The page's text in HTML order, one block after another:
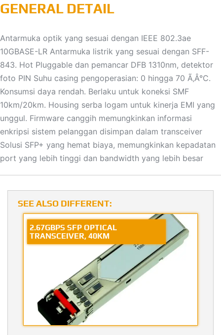
GENERAL DETAIL
Antarmuka optik yang sesuai dengan IEEE 802.3ae
10GBASE-LR Antarmuka listrik yang sesuai dengan SFF-
843. Hot Pluggable dan pemancar DFB 1310nm, detektor
foto PIN Suhu casing pengoperasian: 0 hingga 70 Ã‚Â°C.
Konsumsi daya rendah. Berlaku untuk koneksi SMF
10km/20km. Housing serba logam untuk kinerja EMI yang
unggul. Firmware canggih memungkinkan informasi
enkripsi sistem pelanggan disimpan dalam transceiver
Solusi SFP+ yang hemat biaya, memungkinkan kepadatan
port yang lebih tinggi dan bandwidth yang lebih besar
SEE ALSO DIFFERENT:
2.67GBPS SFP OPTICAL
TRANSCEIVER, 40KM